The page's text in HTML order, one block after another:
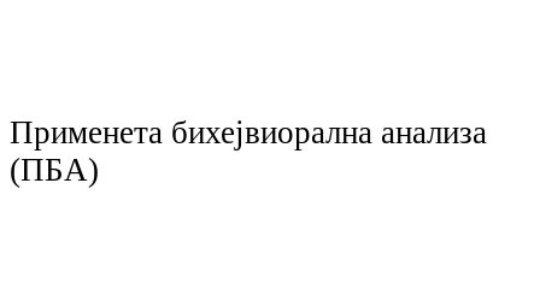
Применета бихејвиорална анализа
(ПБА)